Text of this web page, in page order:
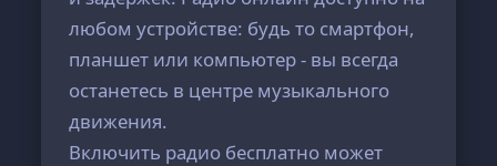
любом устройстве: будь то смартфон,
планшет или компьютер - вы всегда
останетесь в центре музыкального
движения.
Включить радио бесплатно может